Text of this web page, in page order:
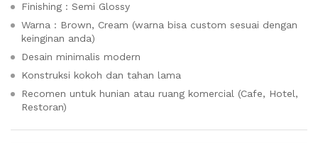
Finishing : Semi Glossy
Warna : Brown, Cream (warna bisa custom sesuai dengan
keinginan anda)
Desain minimalis modern
Konstruksi kokoh dan tahan lama
Recomen untuk hunian atau ruang komercial (Cafe, Hotel,
Restoran)